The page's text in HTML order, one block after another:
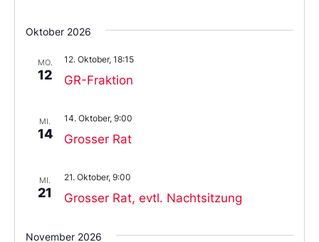
Oktober 2026
MO.
12 GR-Fraktion
12. Oktober, 18:15
MI.
14 Grosser Rat
14. Oktober, 9:00
MI.
21 Grosser Rat, evtl. Nachtsitzung
21. Oktober, 9:00
November 2026